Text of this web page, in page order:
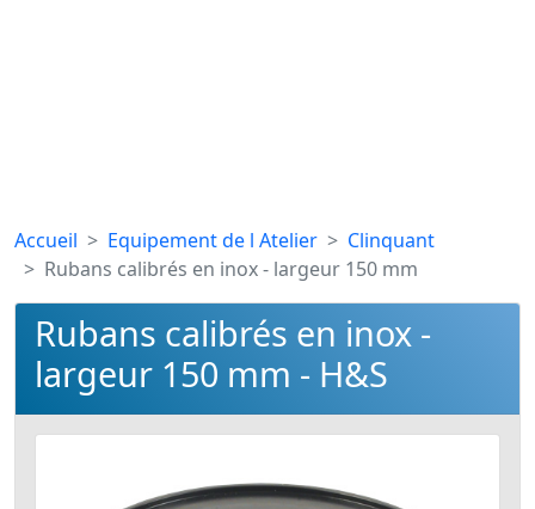
Accueil Equipement de l Atelier
Clinquant
Rubans calibrés en inox - largeur 150 mm
Rubans calibrés en inox -
largeur 150 mm - H&S